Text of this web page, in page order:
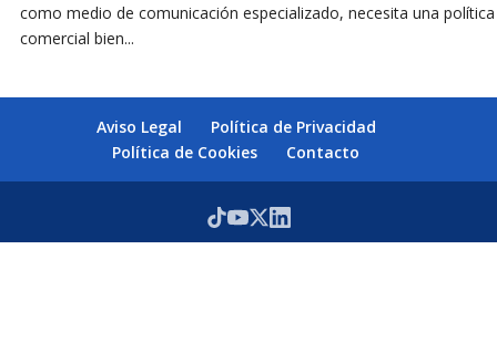
como medio de comunicación especializado, necesita una política
comercial bien...
Aviso Legal
Política de Privacidad
Política de Cookies
Contacto